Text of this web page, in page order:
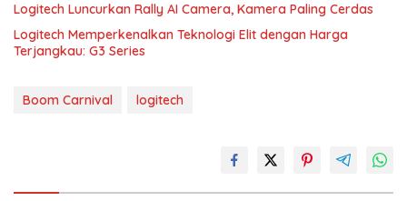
Logitech Luncurkan Rally AI Camera, Kamera Paling Cerdas
Logitech Memperkenalkan Teknologi Elit dengan Harga
Terjangkau: G3 Series
Boom Carnival logitech